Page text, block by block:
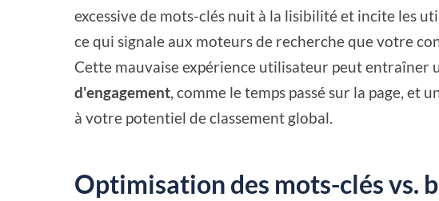
excessive de mots-clés nuit à la lisibilité et incite les
ce qui signale aux moteurs de recherche que votre
Cette mauvaise expérience utilisateur peut entraîner
d'engagement, comme le temps passé sur la page, et
à votre potentiel de classement global.
Optimisation des mots-clés vs.